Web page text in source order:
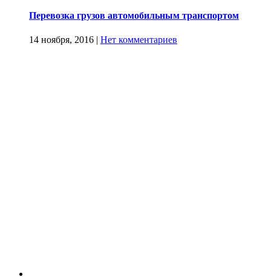
Перевозка грузов автомобильным транспортом
14 ноября, 2016 | Нет комментариев